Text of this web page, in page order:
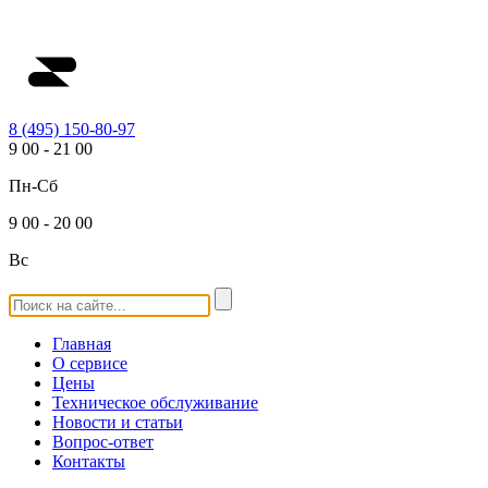
8 (495) 150-80-97
9 00 - 21 00
Пн-Сб
9 00 - 20 00
Вс
Главная
О сервисе
Цены
Техническое обслуживание
Новости и статьи
Вопрос-ответ
Контакты